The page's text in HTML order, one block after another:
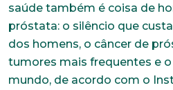
saúde também é coisa de
próstata: o silêncio que
dos homens, o câncer de
tumores mais frequentes e
mundo, de acordo com o